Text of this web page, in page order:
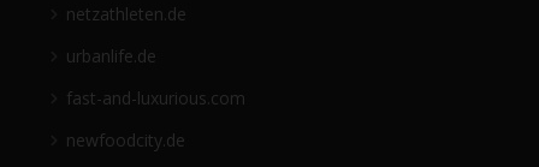
netzathleten.de
urbanlife.de
fast-and-luxurious.com
newfoodcity.de